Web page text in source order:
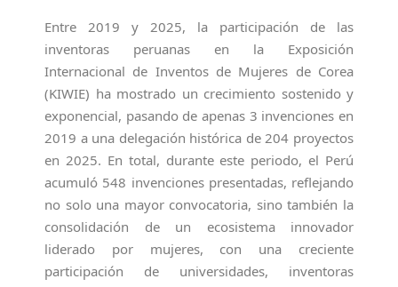
Entre 2019 y 2025, la participación de las
inventoras peruanas en la Exposición
Internacional de Inventos de Mujeres de Corea
(KIWIE) ha mostrado un crecimiento sostenido y
exponencial, pasando de apenas 3 invenciones en
2019 a una delegación histórica de 204 proyectos
en 2025. En total, durante este periodo, el Perú
acumuló 548 invenciones presentadas, reflejando
no solo una mayor convocatoria, sino también la
consolidación de un ecosistema innovador
liderado por mujeres, con una creciente
participación de universidades, inventoras